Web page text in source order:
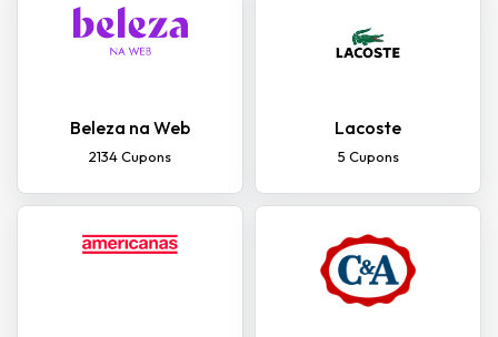
Beleza na Web
2134 Cupons
Lacoste
5 Cupons